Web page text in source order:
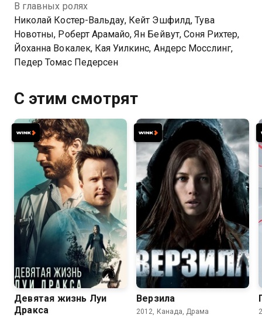
В главных ролях
Николай Костер-Вальдау, Кейт Эшфилд, Тува
Новотны, Роберт Арамайо, Ян Бейвут, Соня Рихтер,
Йоханна Вокалек, Кая Уилкинс, Андерс Мосслинг,
Педер Томас Педерсен
С этим смотрят
6.7 6.3
Девятая жизнь Луи
Дракса
6.3 5.9
Верзила
2012, Канада, Драма